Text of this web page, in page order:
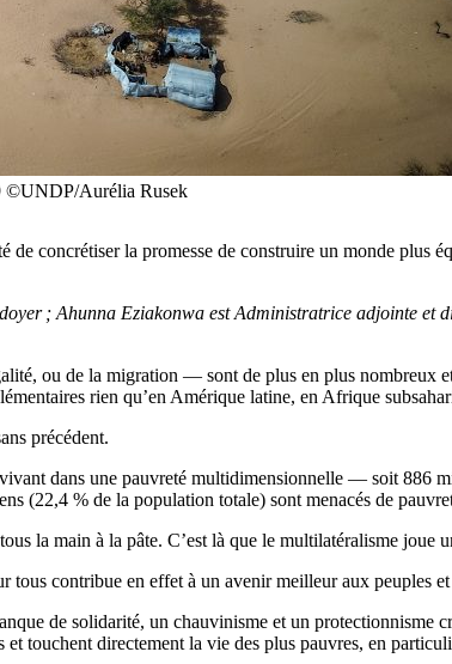
©UNDP/Aurélia Rusek
concrétiser la promesse de construire un monde plus
; Ahunna Eziakonwa est Administratrice adjointe et
ou de la migration — sont de plus en plus nombreux
rien qu’en Amérique latine, en Afrique
précédent.
dans une pauvreté multidimensionnelle — soit 886
(22,4 % de la population totale) sont menacés de
la main à la pâte. C’est là que le multilatéralisme joue
contribue en effet à un avenir meilleur aux peuples et
de solidarité, un chauvinisme et un protectionnisme
touchent directement la vie des plus pauvres, en